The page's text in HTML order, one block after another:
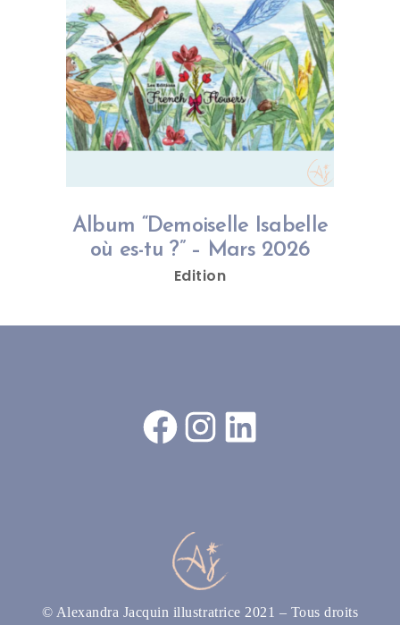
Album “Demoiselle Isabelle
où es-tu ?” – Mars 2026
Edition
Facebook Instagram LinkedIn
© Alexandra Jacquin illustratrice 2021 – Tous droits